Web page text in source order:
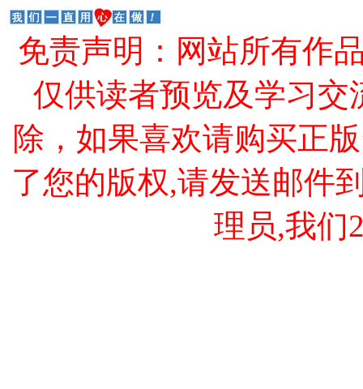
免责声明：网站所有作
仅供读者预览及学习交
除，如果喜欢请购买正
了您的版权,请发送邮件
理员,我们